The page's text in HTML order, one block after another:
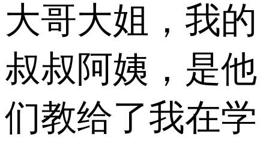
大哥大姐，我的
叔叔阿姨，是他
们教给了我在学